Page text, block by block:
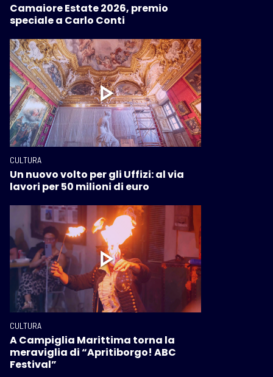
Camaiore Estate 2026, premio
speciale a Carlo Conti
CULTURA
Un nuovo volto per gli Uffizi: al via
lavori per 50 milioni di euro
CULTURA
A Campiglia Marittima torna la
meraviglia di “Apritiborgo! ABC
Festival”